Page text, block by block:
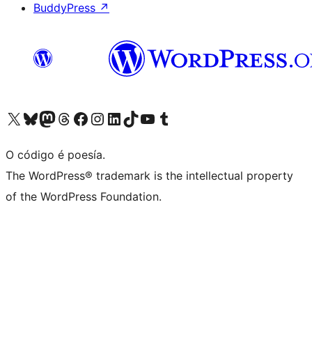
BuddyPress ↗
Visita la cuenta de X (anteriormente Twitter)
Visita a nosa conta de Bluesky
Visita a nosa conta de Mastodon
Visita a nosa conta de Threads
Visita a nosa páxina de Facebook
Visita a nosa conta de Instagram
Visita a nosa conta de LinkedIn
Visita a nosa conta de TikTok
Visita a nosa canle de YouTube
Visita a nosa conta de Tumblr
O código é poesía.
The WordPress® trademark is the intellectual property
of the WordPress Foundation.